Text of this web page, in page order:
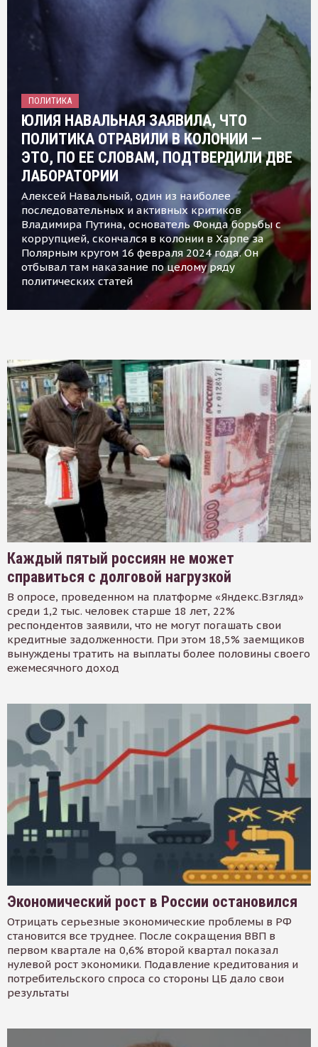
ПОЛИТИКА
ЮЛИЯ НАВАЛЬНАЯ ЗАЯВИЛА, ЧТО
ПОЛИТИКА ОТРАВИЛИ В КОЛОНИИ —
ЭТО, ПО ЕЕ СЛОВАМ, ПОДТВЕРДИЛИ ДВЕ
ЛАБОРАТОРИИ
Алексей Навальный, один из наиболее
последовательных и активных критиков
Владимира Путина, основатель Фонда борьбы с
коррупцией, скончался в колонии в Харпе за
Полярным кругом 16 февраля 2024 года. Он
отбывал там наказание по целому ряду
политических статей
Каждый пятый россиян не может
справиться с долговой нагрузкой
В опросе, проведенном на платформе «Яндекс.Взгляд»
среди 1,2 тыс. человек старше 18 лет, 22%
респондентов заявили, что не могут погашать свои
кредитные задолженности. При этом 18,5% заемщиков
вынуждены тратить на выплаты более половины своего
ежемесячного доход
Экономический рост в России остановился
Отрицать серьезные экономические проблемы в РФ
становится все труднее. После сокращения ВВП в
первом квартале на 0,6% второй квартал показал
нулевой рост экономики. Подавление кредитования и
потребительского спроса со стороны ЦБ дало свои
результаты